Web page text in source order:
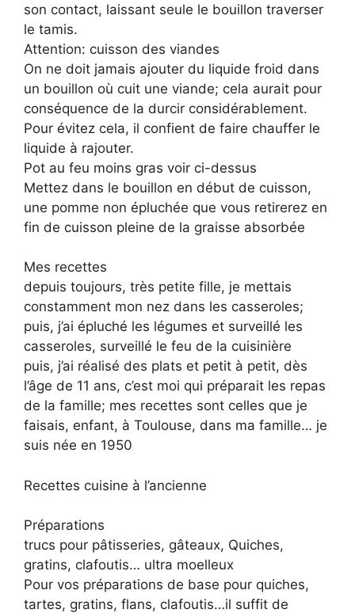
son contact, laissant seule le bouillon traverser
le tamis.
Attention: cuisson des viandes
On ne doit jamais ajouter du liquide froid dans
un bouillon où cuit une viande; cela aurait pour
conséquence de la durcir considérablement.
Pour évitez cela, il confient de faire chauffer le
liquide à rajouter.
Pot au feu moins gras voir ci-dessus
Mettez dans le bouillon en début de cuisson,
une pomme non épluchée que vous retirerez en
fin de cuisson pleine de la graisse absorbée
Mes recettes
depuis toujours, très petite fille, je mettais
constamment mon nez dans les casseroles;
puis, j’ai épluché les légumes et surveillé les
casseroles, surveillé le feu de la cuisinière
puis, j’ai réalisé des plats et petit à petit, dès
l’âge de 11 ans, c’est moi qui préparait les repas
de la famille; mes recettes sont celles que je
faisais, enfant, à Toulouse, dans ma famille… je
suis née en 1950
Recettes cuisine à l’ancienne
Préparations
trucs pour pâtisseries, gâteaux, Quiches,
gratins, clafoutis… ultra moelleux
Pour vos préparations de base pour quiches,
tartes, gratins, flans, clafoutis…il suffit de